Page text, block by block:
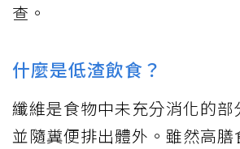
查。
什麼是低渣飲食？
纖維是食物中未充分消化的部
並隨糞便排出體外。雖然高膳